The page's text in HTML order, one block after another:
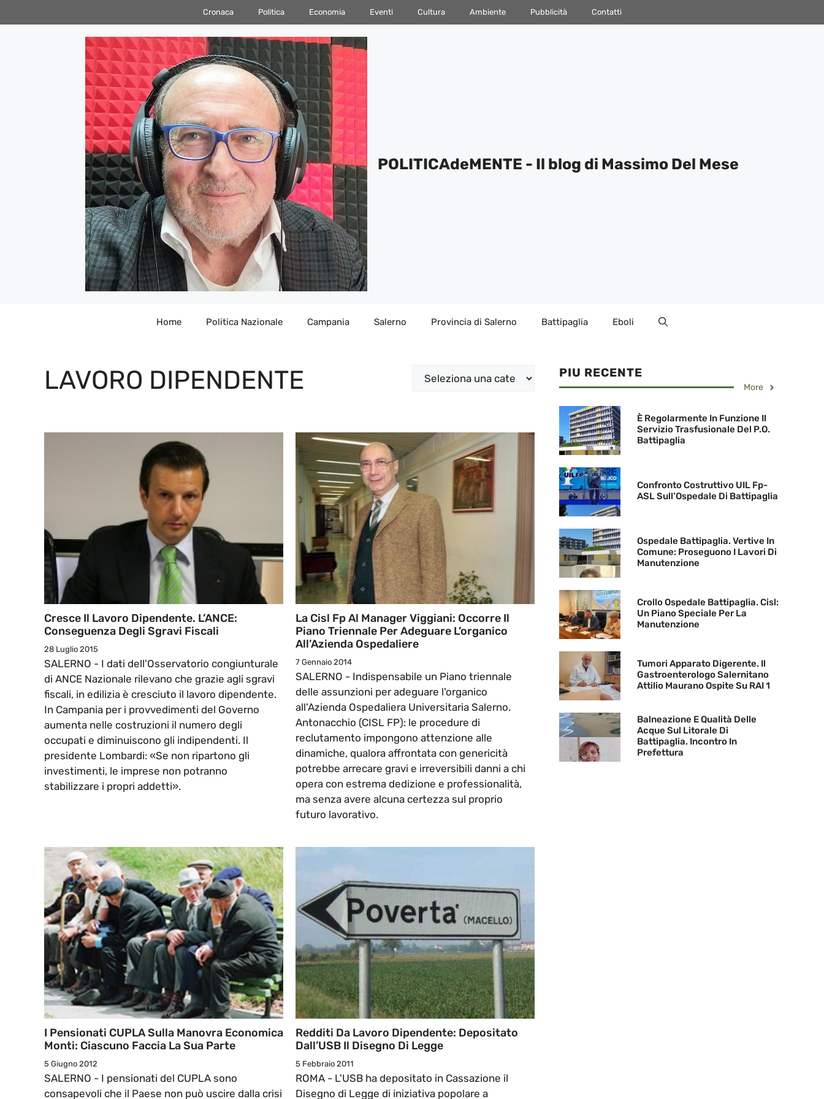
al
Cronaca Politica Economia Eventi Cultura Ambiente Pubblicità Contatti
POLITICAdeMENTE - Il blog di Massimo Del Mese
Home Politica Nazionale Campania Salerno Provincia di Salerno Battipaglia Eboli
LAVORO DIPENDENTE Categorie
Cresce Il Lavoro Dipendente. L’ANCE:
Conseguenza Degli Sgravi Fiscali
28 Luglio 2015
SALERNO - I dati dell'Osservatorio congiunturale
di ANCE Nazionale rilevano che grazie agli sgravi
fiscali, in edilizia è cresciuto il lavoro dipendente.
In Campania per i provvedimenti del Governo
aumenta nelle costruzioni il numero degli
occupati e diminuiscono gli indipendenti. Il
presidente Lombardi: «Se non ripartono gli
investimenti, le imprese non potranno
stabilizzare i propri addetti».
La Cisl Fp Al Manager Viggiani: Occorre Il
Piano Triennale Per Adeguare L’organico
All’Azienda Ospedaliere
7 Gennaio 2014
SALERNO - Indispensabile un Piano triennale
delle assunzioni per adeguare l'organico
all'Azienda Ospedaliera Universitaria Salerno.
Antonacchio (CISL FP): le procedure di
reclutamento impongono attenzione alle
dinamiche, qualora affrontata con genericità
potrebbe arrecare gravi e irreversibili danni a chi
opera con estrema dedizione e professionalità,
ma senza avere alcuna certezza sul proprio
futuro lavorativo.
I Pensionati CUPLA Sulla Manovra Economica
Monti: Ciascuno Faccia La Sua Parte
5 Giugno 2012
SALERNO - I pensionati del CUPLA sono
consapevoli che il Paese non può uscire dalla crisi
Redditi Da Lavoro Dipendente: Depositato
Dall’USB Il Disegno Di Legge
5 Febbraio 2011
ROMA - L'USB ha depositato in Cassazione il
Disegno di Legge di iniziativa popolare a
PIU RECENTE
More
È Regolarmente In Funzione Il
Servizio Trasfusionale Del P.O.
Battipaglia
Confronto Costruttivo UIL Fp-
ASL Sull’Ospedale Di Battipaglia
Ospedale Battipaglia. Vertive In
Comune: Proseguono I Lavori Di
Manutenzione
Crollo Ospedale Battipaglia. Cisl:
Un Piano Speciale Per La
Manutenzione
Tumori Apparato Digerente. Il
Gastroenterologo Salernitano
Attilio Maurano Ospite Su RAI 1
Balneazione E Qualità Delle
Acque Sul Litorale Di
Battipaglia. Incontro In
Prefettura